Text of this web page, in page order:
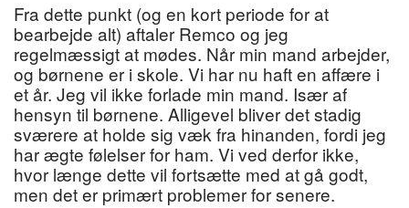
Fra dette punkt (og en kort periode for at
bearbejde alt) aftaler Remco og jeg
regelmæssigt at mødes. Når min mand arbejder,
og børnene er i skole. Vi har nu haft en affære i
et år. Jeg vil ikke forlade min mand. Især af
hensyn til børnene. Alligevel bliver det stadig
sværere at holde sig væk fra hinanden, fordi jeg
har ægte følelser for ham. Vi ved derfor ikke,
hvor længe dette vil fortsætte med at gå godt,
men det er primært problemer for senere.